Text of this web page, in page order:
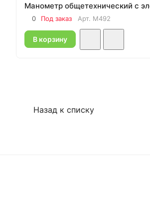
Манометр общетехнический с
0 Под заказ Арт. M492
В корзину
Назад к списку